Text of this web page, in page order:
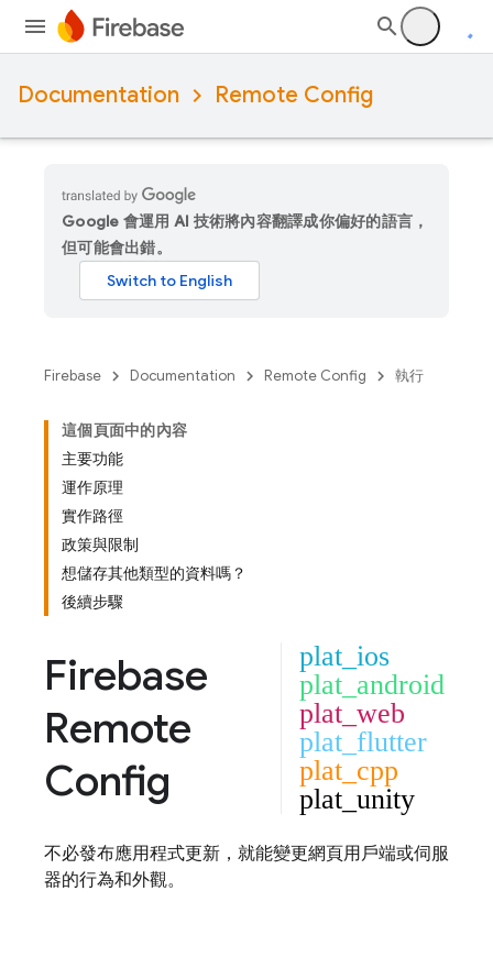
Documentation Remote Config
Google 會運用 AI 技術將內容翻譯成你偏好的語言，
但可能會出錯。
Firebase Documentation Remote Config 執行
這個頁面中的內容
主要功能
運作原理
實作路徑
政策與限制
想儲存其他類型的資料嗎？
後續步驟
Firebase
Remote
Config
plat_ios
plat_android
plat_web
plat_flutter
plat_cpp
plat_unity
不必發布應用程式更新，就能變更網頁用戶端或伺服
器的行為和外觀。